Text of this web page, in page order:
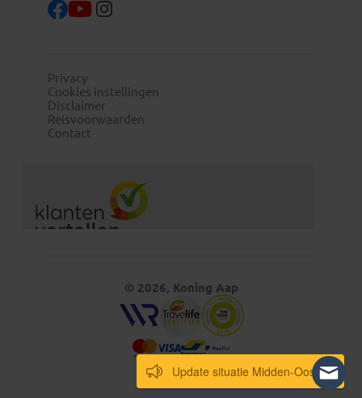
Privacy
Cookies instellingen
Disclaimer
Reisvoorwaarden
Contact
© 2026, Koning Aap
Update situatie Midden-Oosten